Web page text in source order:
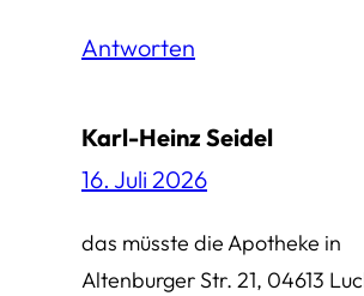
Antworten
Karl-Heinz Seidel
16. Juli 2026
das müsste die Apotheke in
Altenburger Str. 21, 04613